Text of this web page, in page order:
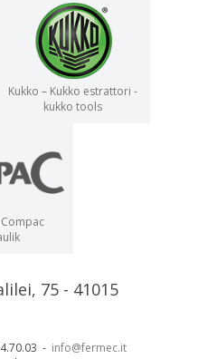
Kukko – Kukko estrattori -
kukko tools
75 - 41015
- info@fermec.it